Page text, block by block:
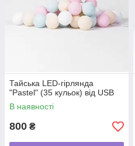
Тайська LED-гірлянда
"Pastel" (35 кульок) від USB
В наявності
800 ₴